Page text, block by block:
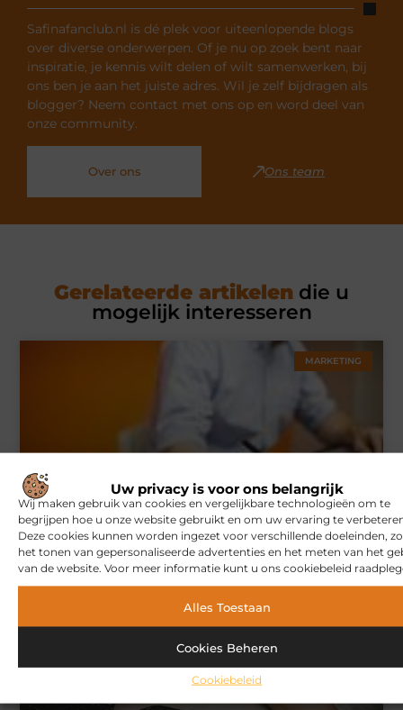
Uw privacy is voor ons belangrijk
Wij maken gebruik van cookies en vergelijkbare technologieën om te
begrijpen hoe u onze website gebruikt en om uw ervaring te
Deze cookies kunnen worden ingezet voor verschillende doeleinden,
het tonen van gepersonaliseerde advertenties en het meten van het
van de website. Voor meer informatie kunt u ons cookiebeleid
Alles Toestaan
Cookies Beheren
Cookiebeleid
Safinafanclub.nl is dé plek voor uiteenlopende blogs
over diverse onderwerpen. Of je nu op zoek bent naar
inspiratie, je kennis wilt delen of wilt samenwerken, bij
ons ben je aan het juiste adres. Wil je zelf bijdragen als
blogger? Neem contact met ons op en word deel van
onze community.
Over ons Ons team
Gerelateerde artikelen die u
mogelijk interesseren
MARKETING
Hoe u een webshop laat bouwen die klaar is voor
internationale verkoop